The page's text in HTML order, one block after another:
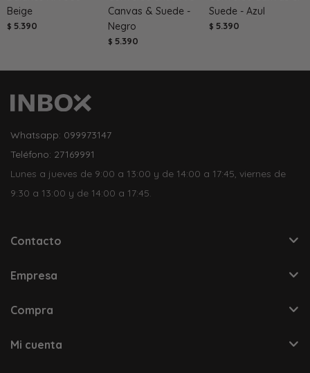
Beige
$ 5.390
Canvas & Suede -
Negro
$ 5.390
Suede - Azul
$ 5.390
Whatsapp: 099973147
Teléfono: 27169991
Lunes a jueves de 9:00 a 13:00 y de 14:00 a 17:45, viernes de
9:30 a 13:00 y de 14:00 a 17:45.
Contacto
Empresa
Compra
Mi cuenta